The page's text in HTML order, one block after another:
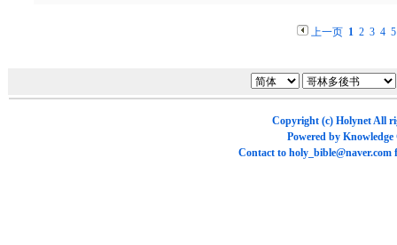
上一页 1 2 3 4 5
Copyright (c) HolynetAll
Powered by Knowledge
Contact to holy_bible@naver.com